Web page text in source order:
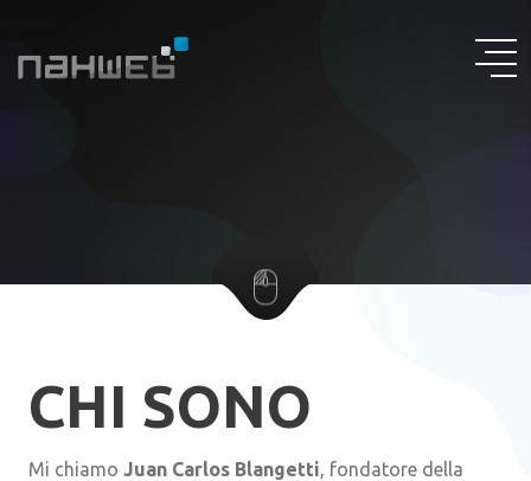
CHI SONO
Mi chiamo Juan Carlos Blangetti, fondatore della